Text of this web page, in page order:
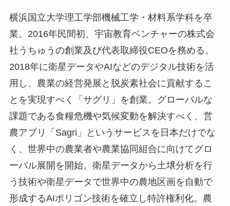
横浜国立大学理工学部機械工学・材料系学科を卒
業。2016年民間初、宇宙教育ベンチャーの株式会
社うちゅうの創業及び代表取締役CEOを務める。
2018年に衛星データやAIなどのデジタル技術を活
用し、農業の経営発展と脱炭素社会に貢献するこ
とを実現すべく「サグリ」を創業。グローバルな
課題である食糧危機や気候変動を解決すべく、営
農アプリ「Sagri」というサービスを日本だけでな
く、世界中の農業者や農業協同組合に向けてグロ
ーバル展開を開始。衛星データから土壌分析を行
う技術や衛星データで世界中の農地区画を自動で
形成するAIポリゴン技術を確立し特許権利化。農